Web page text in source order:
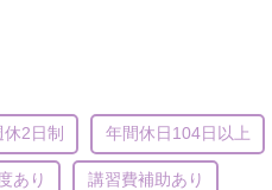
2日制 年間休日104日以上
あり 講習費補助あり